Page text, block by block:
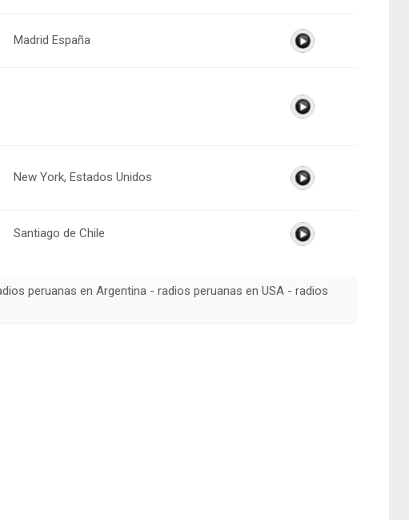
Madrid España
New York, Estados Unidos
Santiago de Chile
peruanas en Argentina - radios peruanas en USA - radios